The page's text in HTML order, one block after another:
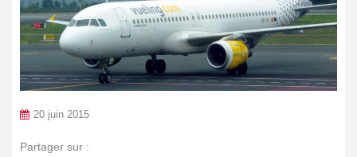
20 juin 2015
Partager sur :